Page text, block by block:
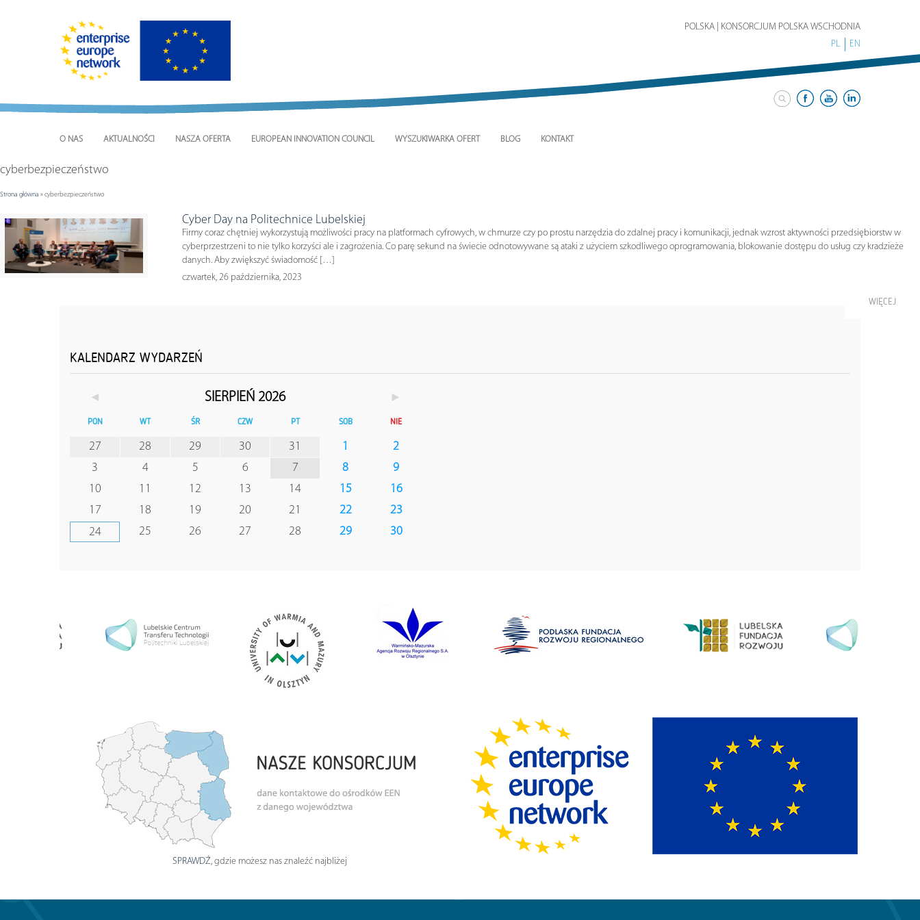
POLSKA | KONSORCJUM POLSKA WSCHODNIA
PL
EN
O NAS AKTUALNOŚCI NASZA OFERTA EUROPEAN INNOVATION COUNCIL WYSZUKIWARKA OFERT BLOG KONTAKT
cyberbezpieczeństwo
Strona główna »cyberbezpieczeństwo
Cyber Day na Politechnice Lubelskiej
Firmy coraz chętniej wykorzystują możliwości pracy na platformach cyfrowych, w chmurze czy po prostu narzędzia do zdalnej pracy i komunikacji, jednak wzrost aktywności przedsiębiorstw w
cyberprzestrzeni to nie tylko korzyści ale i zagrożenia. Co parę sekund na świecie odnotowywane są ataki z użyciem szkodliwego oprogramowania, blokowanie dostępu do usług czy kradzieże
danych. Aby zwiększyć świadomość […]
czwartek, 26 października, 2023
WIĘCEJ
KALENDARZ WYDARZEŃ
◄ SIERPIEŃ 2026 ►
PON WT ŚR CZW PT SOB NIE
27 28 29 30 31 1
2
3
4 5 6 7 8
9
10
11 12 13 14 15
16
17
18 19 20 21 22
23
24
25 26 27 28 29 30
SPRAWDŹ, gdzie możesz nas znaleźć najbliżej